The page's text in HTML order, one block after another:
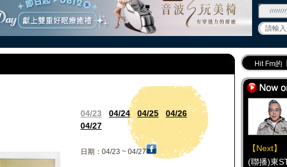
04/23 04/24 04/25
04/26
04/27
日期：04/23 ~ 04/27
Hit Fm的
Hit Fm【
最專業《
好康報報
【Next】
(聯播)東